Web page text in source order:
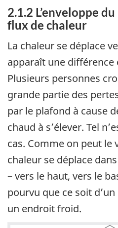
2.1.2 L’enveloppe
flux de chaleur
La chaleur se déplace
apparaît une
Plusieurs personnes
grande partie des
par le plafond à cause
chaud à s’élever. Tel
cas. Comme on peut le
chaleur se déplace
– vers le haut, vers le
pourvu que ce soit
un endroit froid.